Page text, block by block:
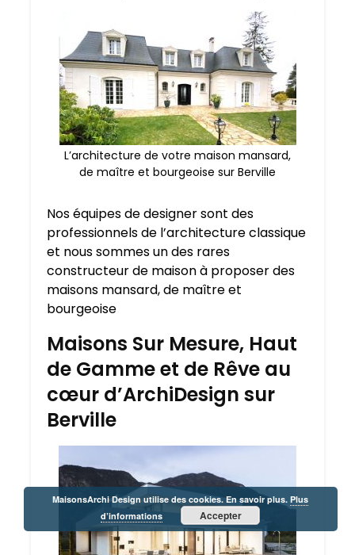
L’architecture de votre maison mansard,
de maître et bourgeoise sur Berville
Nos équipes de designer sont des
professionnels de l’architecture classique
et nous sommes un des rares
constructeur de maison à proposer des
maisons mansard, de maître et
bourgeoise
Maisons Sur Mesure, Haut
de Gamme et de Rêve au
cœur d’ArchiDesign sur
Berville
MaisonsArchi Design utilise des cookies. En savoir plus.Plus
d’informations
Accepter